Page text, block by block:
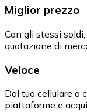
Miglior prezzo
Con gli stessi
quotazione di
Veloce
Dal tuo cellulare o
piattaforme e